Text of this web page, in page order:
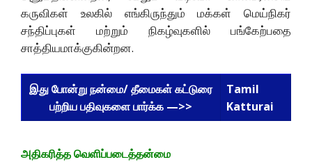
கருவிகள் உலகில் எங்கிருந்தும் மக்கள் மெய்நிகர்
சந்திப்புகள் மற்றும் நிகழ்வுகளில் பங்கேற்பதை
சாத்தியமாக்குகின்றன.
இது போன்று நன்மை/ தீமைகள் கட்டுரை
பற்றிய பதிவுகளை பார்க்க —>>
Tamil
Katturai
அதிகரித்த வெளிப்படைத்தன்மை